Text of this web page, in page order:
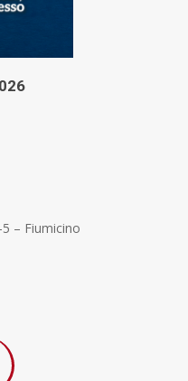
– Fiumicino